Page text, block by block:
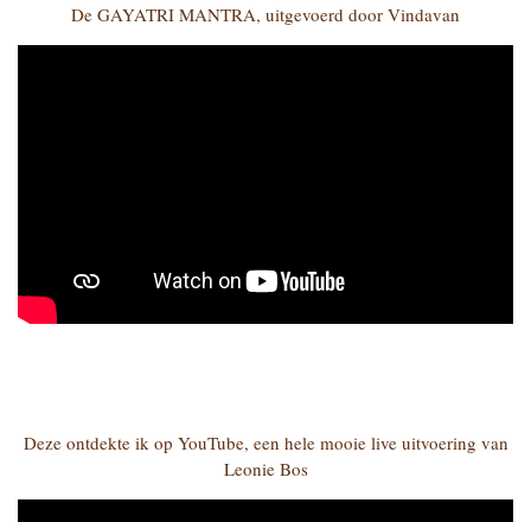
De GAYATRI MANTRA, uitgevoerd door Vindavan
Deze ontdekte ik op YouTube, een hele mooie live uitvoering van
Leonie Bos